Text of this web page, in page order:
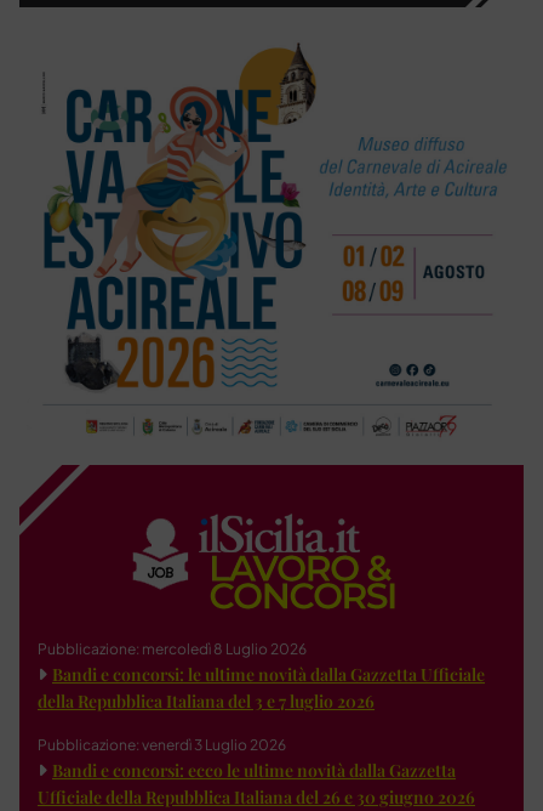
Pubblicazione: mercoledì 8 Luglio 2026
Bandi e concorsi: le ultime novità dalla Gazzetta Ufficiale
della Repubblica Italiana del 3 e 7 luglio 2026
Pubblicazione: venerdì 3 Luglio 2026
Bandi e concorsi: ecco le ultime novità dalla Gazzetta
Ufficiale della Repubblica Italiana del 26 e 30 giugno 2026